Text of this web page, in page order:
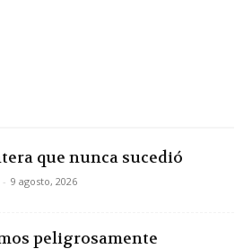
que nunca sucedió
- 9 agosto, 2026
peligrosamente